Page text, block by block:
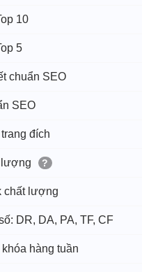
10
5
chuẩn SEO
SEO
đích
lượng ?
chất lượng
DR, DA, PA, TF, CF
hàng tuần